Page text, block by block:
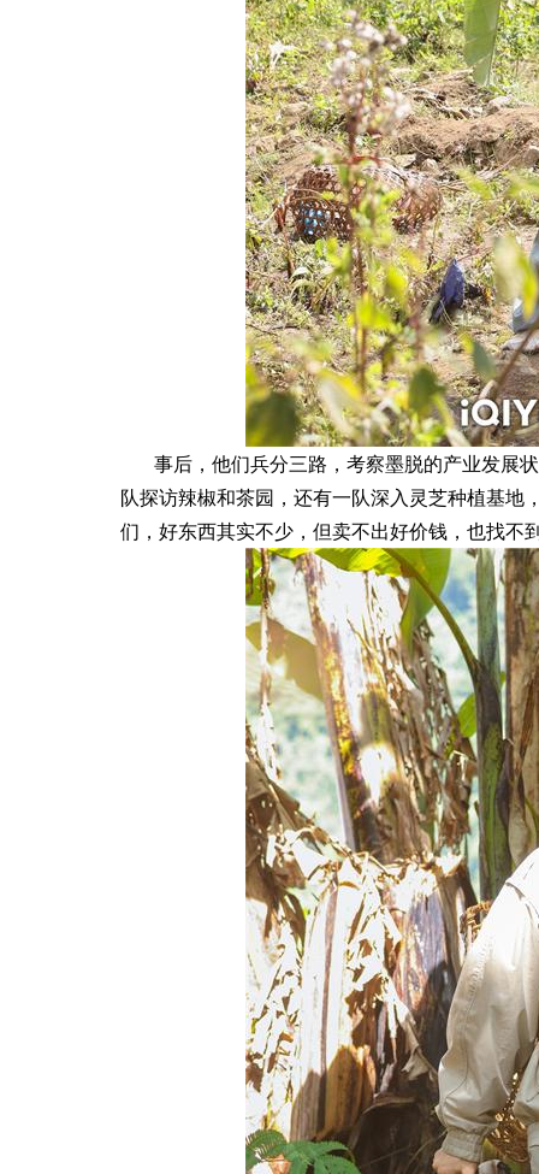
事后，他们兵分三路，考察墨脱的产业发展
队探访辣椒和茶园，还有一队深入灵芝种植基地
们，好东西其实不少，但卖不出好价钱，也找不